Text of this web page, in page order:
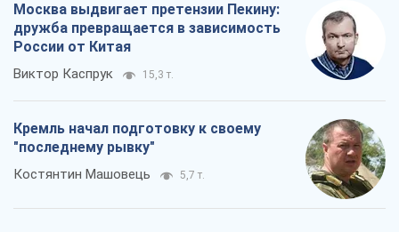
Москва выдвигает претензии Пекину:
дружба превращается в зависимость
России от Китая
Виктор Каспрук 15,3 т.
Кремль начал подготовку к своему
"последнему рывку"
Костянтин Машовець 5,7 т.